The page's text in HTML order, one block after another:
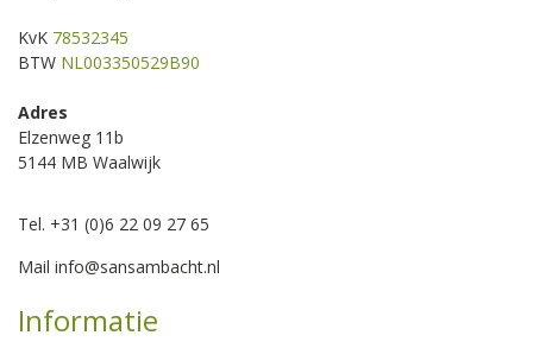
KvK 78532345
BTW NL003350529B90
Adres
Elzenweg 11b
5144 MB Waalwijk
Tel. +31 (0)6 22 09 27 65
Mail info@sansambacht.nl
Informatie